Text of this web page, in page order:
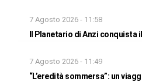
7 Agosto 2026 - 11:58
Il Planetario di Anzi conquista
7 Agosto 2026 - 11:49
“L’eredità sommersa”: un